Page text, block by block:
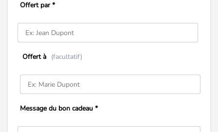
Offert par *
Offert à (facultatif)
Message du bon cadeau *